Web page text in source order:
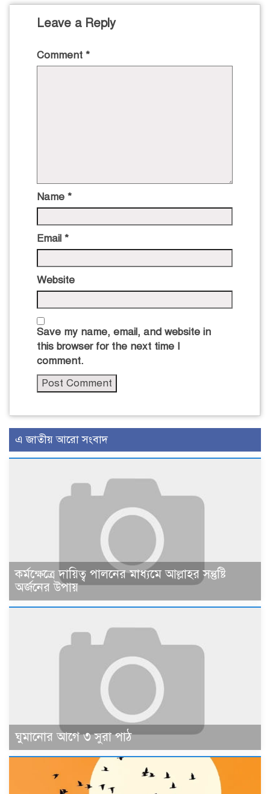
Leave a Reply
Comment *
Name *
Email *
Website
Save my name, email, and website in
this browser for the next time I
comment.
এ জাতীয় আরো সংবাদ
কর্মক্ষেত্রে দায়িত্ব পালনের মাধ্যমে আল্লাহর সন্তুষ্টি
অর্জনের উপায়
ঘুমানোর আগে ৩ সুরা পাঠ